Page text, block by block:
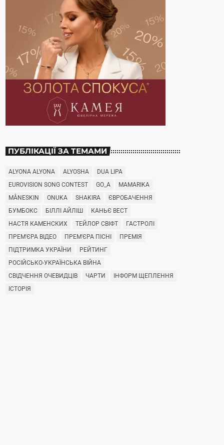
ПУБЛІКАЦІЇ ЗА ТЕМАМИ
ALYONA ALYONA ALYOSHA
DUA LIPA
EUROVISION SONG CONTEST
GO_A
MAMARIKA
MÅNESKIN
ONUKA SHAKIRA
ЄВРОБАЧЕННЯ
БУМБОКС
БІЛЛІ АЙЛІШ
КАНЬЄ ВЕСТ
НАСТЯ КАМЕНСКИХ
ТЕЙЛОР СВІФТ
ГАСТРОЛІ
ПРЕМ'ЄРА ВІДЕО
ПРЕМ'ЄРА ПІСНІ
ПРЕМІЯ
ПІДТРИМКА УКРАЇНИ
РЕЙТИНГ
РОСІЙСЬКО-УКРАЇНСЬКА ВІЙНА
СВІДЧЕННЯ ОЧЕВИДЦІВ
ЧАРТИ
ІНФОРМ ЩЕПЛЕННЯ
ІСТОРІЯ